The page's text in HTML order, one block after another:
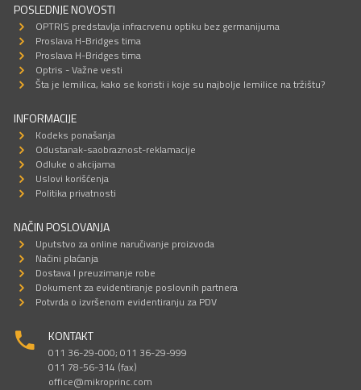
POSLEDNJE NOVOSTI
OPTRIS predstavlja infracrvenu optiku bez germanijuma
Proslava H-Bridges tima
Proslava H-Bridges tima
Optris - Važne vesti
Šta je lemilica, kako se koristi i koje su najbolje lemilice na tržištu?
INFORMACIJE
Kodeks ponašanja
Odustanak-saobraznost-reklamacije
Odluke o akcijama
Uslovi korišćenja
Politika privatnosti
NAČIN POSLOVANJA
Uputstvo za online naručivanje proizvoda
Načini plaćanja
Dostava I preuzimanje robe
Dokument za evidentiranje poslovnih partnera
Potvrda o izvršenom evidentiranju za PDV
KONTAKT
011 36-29-000; 011 36-29-999
011 78-56-314 (fax)
office@mikroprinc.com